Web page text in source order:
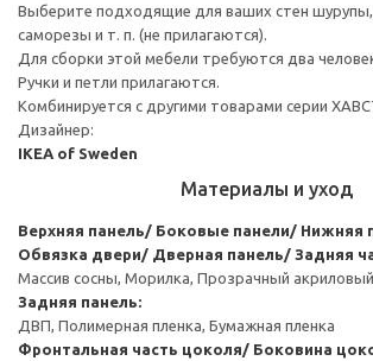
Выберите подходящие для ваших стен
саморезы и т. п. (не прилагаются).
Для сборки этой мебели требуются два
Ручки и петли прилагаются.
Комбинируется с другими товарами серии
Дизайнер:
IKEA of Sweden
Материалы и уход
Верхняя панель/ Боковые панели/ Нижняя
Обвязка двери/ Дверная панель/ Задняя
Массив сосны, Морилка, Прозрачный
Задняя панель:
ДВП, Полимерная пленка, Бумажная пленка
Фронтальная часть цоколя/ Боковина